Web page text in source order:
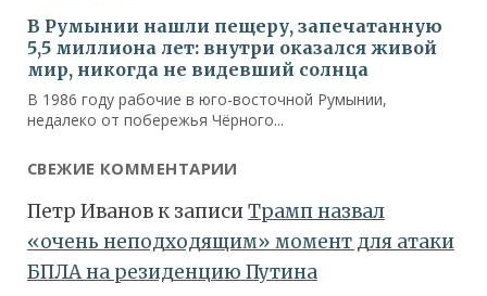
СВЕЖИЕ КОММЕНТАРИИ
Петр Ивановк записиТрамп назвал
«очень неподходящим» момент для атаки
БПЛА на резиденцию Путина